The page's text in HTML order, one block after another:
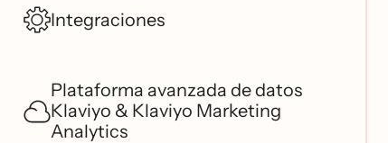
Integraciones
Plataforma avanzada de datos
Klaviyo & Klaviyo Marketing
Analytics